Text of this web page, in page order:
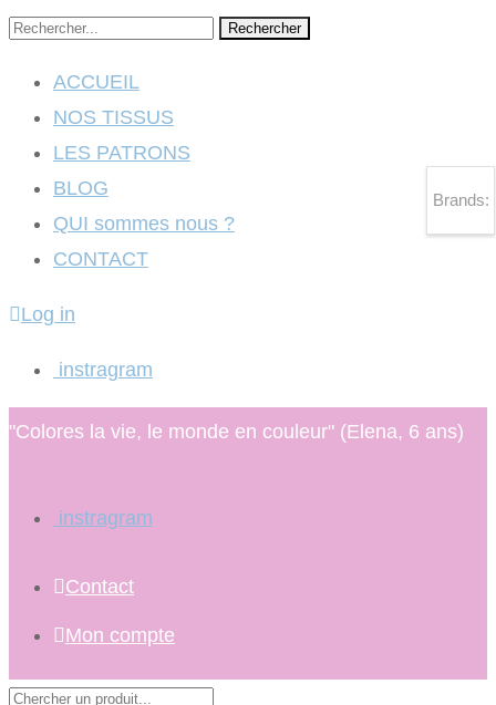
Rechercher
ACCUEIL
NOS TISSUS
LES PATRONS
BLOG
QUI sommes nous ?
CONTACT
Log in
instragram
"Colores la vie, le monde en couleur" (Elena, 6 ans)
instragram
Contact
Mon compte
Brands: